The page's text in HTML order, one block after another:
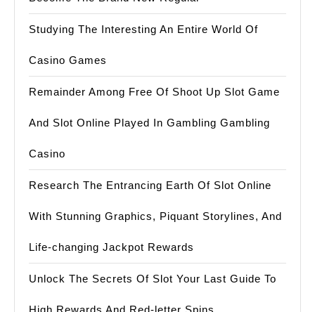
Studying The Interesting An Entire World Of
Casino Games
Remainder Among Free Of Shoot Up Slot Game
And Slot Online Played In Gambling Gambling
Casino
Research The Entrancing Earth Of Slot Online
With Stunning Graphics, Piquant Storylines, And
Life-changing Jackpot Rewards
Unlock The Secrets Of Slot Your Last Guide To